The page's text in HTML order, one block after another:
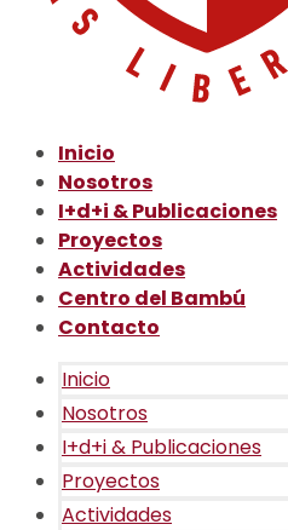
Inicio
Nosotros
I+d+i & Publicaciones
Proyectos
Actividades
Centro del Bambú
Contacto
Inicio
Nosotros
I+d+i & Publicaciones
Proyectos
Actividades